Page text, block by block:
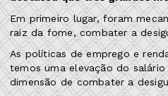
Em primeiro lugar, foram
raiz da fome, combater a
As políticas de emprego e
temos uma elevação do
dimensão de combater a